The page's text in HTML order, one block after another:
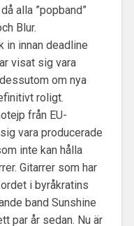
alla ”popband”
Blur.
in innan deadline
visat sig vara
om nya
roligt.
från EU-
vara producerade
inte kan hålla
Gitarrer som har
i byråkratins
band Sunshine
par år sedan. Nu är